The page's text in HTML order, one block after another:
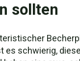
sollten
es schwierig,